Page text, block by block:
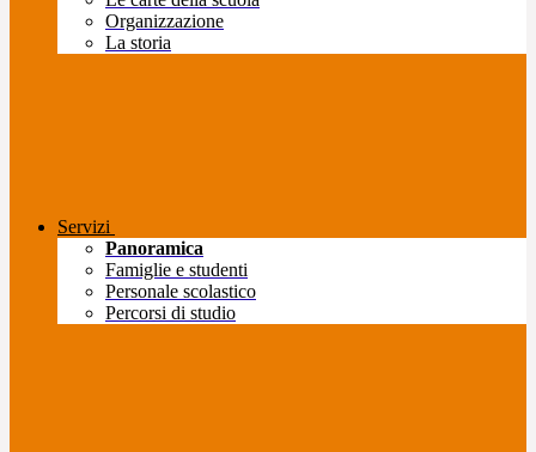
Organizzazione
La storia
Servizi
Panoramica
Famiglie e studenti
Personale scolastico
Percorsi di studio